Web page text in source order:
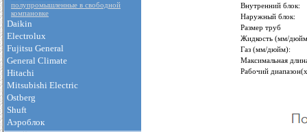
полупромышленные в свободной
компановке
Daikin
Electrolux
Fujitsu General
General Climate
Hitachi
Mitsubishi Electric
Ostberg
Shuft
Аэроблок
Внутренний блок:
Наружный блок:
Размер труб
Жидкость (мм/
Газ (мм/дюйм):
Максимальная
Рабочий